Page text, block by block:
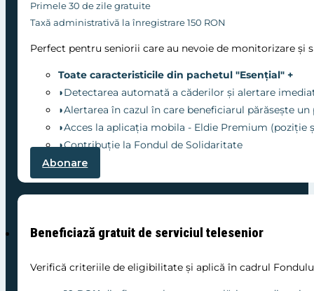
Primele 30 de zile gratuite
Taxă administrativă la înregistrare 150 RON
Perfect pentru seniorii care au nevoie de monitorizare și
Toate caracteristicile din pachetul "Esențial" +
◗Detectarea automată a căderilor și alertare
◗Alertarea în cazul în care beneficiarul părăsește
◗Acces la aplicația mobila - Eldie Premium (poziție
◗Contribuție la Fondul de Solidaritate
Abonare
Beneficiază gratuit de serviciul telesenior
Verifică criteriile de eligibilitate și aplică în cadrul